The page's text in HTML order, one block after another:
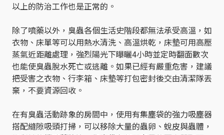
以上的防治工作也是正常的。
除了噴藥以外，臭蟲各個生活史階段都無法承受高溫，如
衣物、床單等可以用熱水清洗、高溫烘乾，床墊可用高壓
蒸氣近距離處理，強烈陽光下曝曬4小時並定時翻面數次
也能使臭蟲脫水死亡或逃離。如果已經有嚴重危害，建議
把受害之衣物、行李箱、床墊等打包密封後交由清潔隊丟
棄，不要資源回收。
在有臭蟲活動跡象的房間中，使用有集塵袋的強力吸塵器
搭配縫隙吸頭打掃，可以移除大量的蟲卵、蛻皮與蟲體，